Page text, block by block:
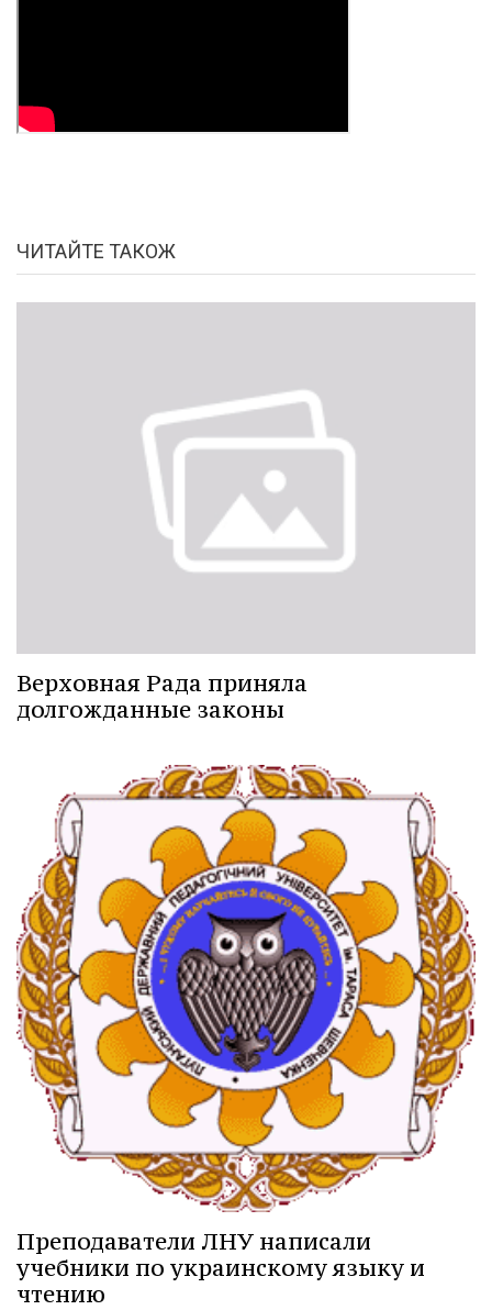
ЧИТАЙТЕ ТАКОЖ
Верховная Рада приняла
долгожданные законы
Преподаватели ЛНУ написали
учебники по украинскому языку и
чтению